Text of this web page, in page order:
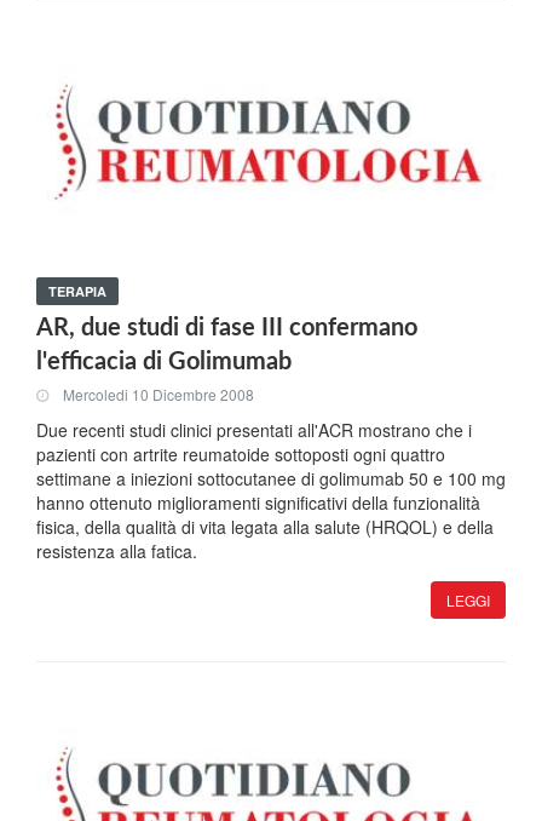
TERAPIA
AR, due studi di fase III confermano
l'efficacia di Golimumab
Mercoledi 10 Dicembre 2008
Due recenti studi clinici presentati all'ACR mostrano che i
pazienti con artrite reumatoide sottoposti ogni quattro
settimane a iniezioni sottocutanee di golimumab 50 e 100 mg
hanno ottenuto miglioramenti significativi della funzionalità
fisica, della qualità di vita legata alla salute (HRQOL) e della
resistenza alla fatica.
LEGGI